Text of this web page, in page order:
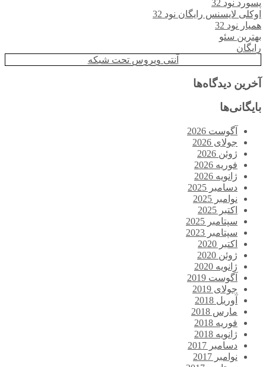
پسورد نود 32
اوکلی لایسنس رایگان نود 32
همیار نود 32
بهترین سئو
رایگان
آنتی ویروس تحت شبکه
آخرین دیدگاه‌ها
بایگانی‌ها
آگوست 2026
جولای 2026
ژوئن 2026
فوریه 2026
ژانویه 2026
دسامبر 2025
نوامبر 2025
اکتبر 2025
سپتامبر 2025
سپتامبر 2023
اکتبر 2020
ژوئن 2020
ژانویه 2020
آگوست 2019
جولای 2019
آوریل 2018
مارس 2018
فوریه 2018
ژانویه 2018
دسامبر 2017
نوامبر 2017